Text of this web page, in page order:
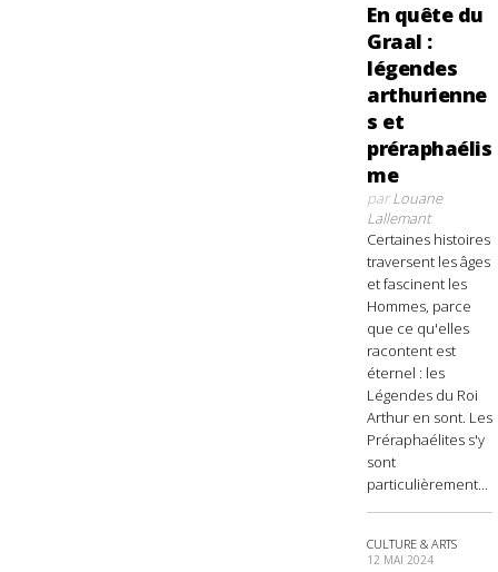
En quête du
Graal :
légendes
arthurienne
s et
préraphaélis
me
parLouane
Lallemant
Certaines histoires
traversent les âges
et fascinent les
Hommes, parce
que ce qu'elles
racontent est
éternel : les
Légendes du Roi
Arthur en sont. Les
Préraphaélites s'y
sont
particulièrement...
CULTURE & ARTS
12 MAI 2024